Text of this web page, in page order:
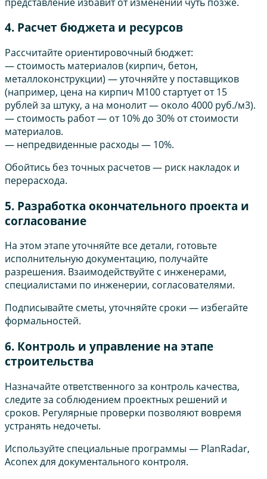
4. Расчет бюджета и ресурсов
Рассчитайте ориентировочный бюджет:
— стоимость материалов (кирпич, бетон,
металлоконструкции) — уточняйте у поставщиков
(например, цена на кирпич М100 стартует от 15
рублей за штуку, а на монолит — около 4000 руб./м3).
— стоимость работ — от 10% до 30% от стоимости
материалов.
— непредвиденные расходы — 10%.
Обойтись без точных расчетов — риск накладок и
перерасхода.
5. Разработка окончательного проекта и
согласование
На этом этапе уточняйте все детали, готовьте
исполнительную документацию, получайте
разрешения. Взаимодействуйте с инженерами,
специалистами по инженерии, согласователями.
Подписывайте сметы, уточняйте сроки — избегайте
формальностей.
6. Контроль и управление на этапе
строительства
Назначайте ответственного за контроль качества,
следите за соблюдением проектных решений и
сроков. Регулярные проверки позволяют вовремя
устранять недочеты.
Используйте специальные программы — PlanRadar,
Aconex для документального контроля.